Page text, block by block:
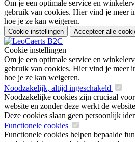
Om je een optimale service en
gebruik van cookies. Hier vind je meer
hoe je ze kan weigeren.
Cookie instellingen Accepteer alle
Cookie instellingen
Om je een optimale service en
gebruik van cookies. Hier vind je meer
hoe je ze kan weigeren.
Noodzakelijk, altijd ingeschakeld
Noodzakelijke cookies zijn cruciaal
website en zonder deze werkt de
Deze cookies slaan geen persoonlijk
Functionele cookies
Functionele cookies helpen bepaalde